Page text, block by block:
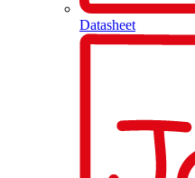
Datasheet